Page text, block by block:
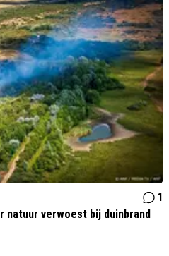
1
natuur verwoest bij duinbrand